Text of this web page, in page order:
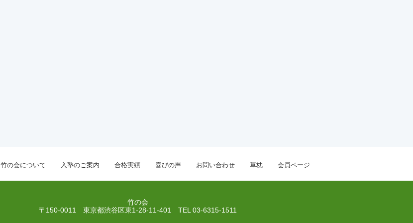
竹の会について 入塾のご案内 合格実績 喜びの声 お問い合わせ 草枕 会員ページ
竹の会
〒150-0011 東京都渋谷区東1-28-11-401 TEL 03-6315-1511